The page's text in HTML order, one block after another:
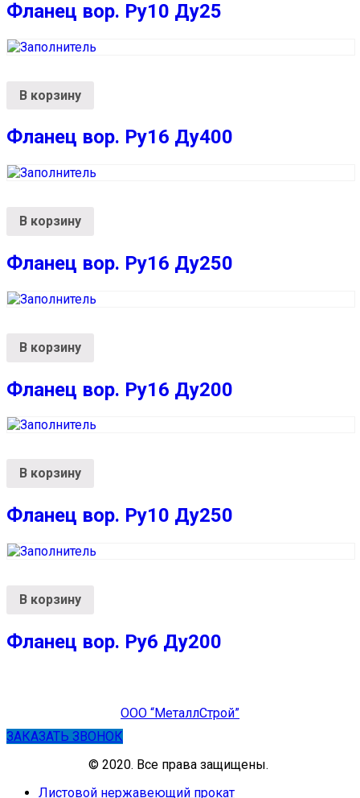
Фланец вор. Ру10 Ду25
В корзину
Фланец вор. Ру16 Ду400
В корзину
Фланец вор. Ру16 Ду250
В корзину
Фланец вор. Ру16 Ду200
В корзину
Фланец вор. Ру10 Ду250
В корзину
Фланец вор. Ру6 Ду200
ООО “МеталлСтрой”
ЗАКАЗАТЬ ЗВОНОК
© 2020. Все права защищены.
Листовой нержавеющий прокат